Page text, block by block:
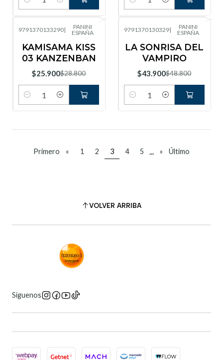
Cantidad Cantidad
-10%OFF
9791370133290|
PANINI
ESPAÑA
KAMISAMA KISS
03 KANZENBAN
$25.900$28.800
Cantidad
-10%OFF
9791370130329|
PANINI
ESPAÑA
LA SONRISA DEL
VAMPIRO
$43.900$48.800
Cantidad
Primero « 1 2 3 4 5 ... » Último
VOLVER ARRIBA
Síguenos